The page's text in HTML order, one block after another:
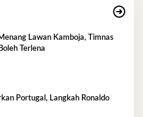
Lawan Kamboja, Timnas
Terlena
Portugal, Langkah Ronaldo